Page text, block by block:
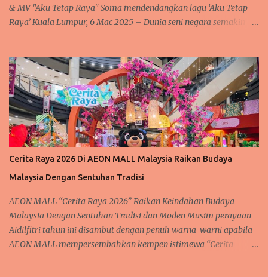
& MV "Aku Tetap Raya" Soma mendendangkan lagu ‘Aku Tetap
Raya’ Kuala Lumpur, 6 Mac 2025 – Dunia seni negara semakin
setiap kali menjelang syawal. Tidak terlepas juga kepada
penyanyi baharu tanahair, Soma atau nama aslinya Rosmah S.
Sengari @ Basar, yang berpengalaman dalam dunia seni. Sering
mendendangkan lagu dengan suaranya yang lunak merdu. Soma
telah mengadakan majlis berbuka puasa "Iftar Media Gathering"
di Hotel Concorde, Kuala Lumpur, sebagai tanda penghargaan
kepada rakan-rakan media atas sokongan berterusan mereka
terhadap perjalanan seninya. Acara istimewa ini bukan sahaja
menjadi medan untuk mengeratkan hubungan silaturahim, tetapi
"Aku Tetap Raya," sert...
Cerita Raya 2026 Di AEON MALL Malaysia Raikan Budaya
Malaysia Dengan Sentuhan Tradisi
AEON MALL “Cerita Raya 2026” Raikan Keindahan Budaya
Malaysia Dengan Sentuhan Tradisi dan Moden Musim perayaan
Aidilfitri tahun ini disambut dengan penuh warna-warni apabila
AEON MALL mempersembahkan kempen istimewa “Cerita